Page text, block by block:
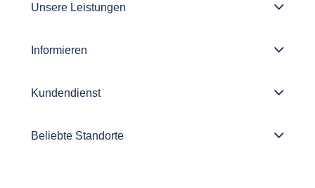
Unsere Leistungen
Informieren
Kundendienst
Beliebte Standorte